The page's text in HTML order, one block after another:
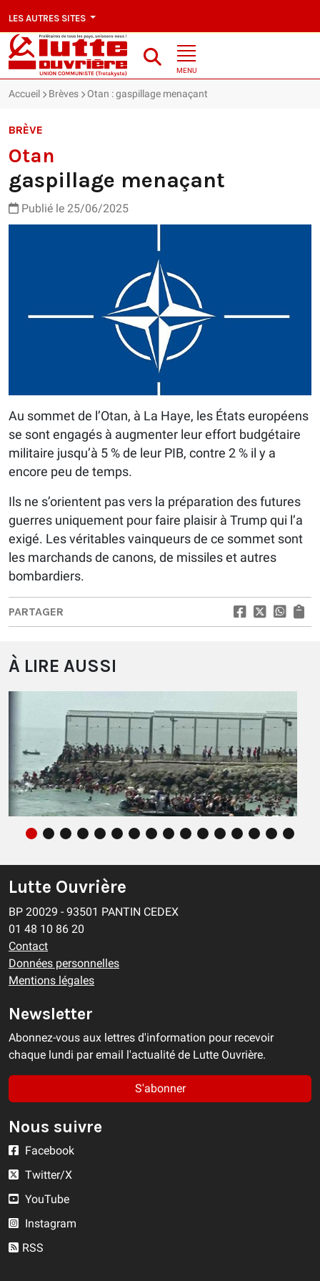
LES AUTRES SITES
MENU
Accueil Brèves Otan : gaspillage menaçant
BRÈVE
Otan
gaspillage menaçant
Publié le 25/06/2025
Au sommet de l’Otan, à La Haye, les États européens
se sont engagés à augmenter leur effort budgétaire
militaire jusqu’à 5 % de leur PIB, contre 2 % il y a
encore peu de temps.
Ils ne s’orientent pas vers la préparation des futures
guerres uniquement pour faire plaisir à Trump qui l’a
exigé. Les véritables vainqueurs de ce sommet sont
les marchands de canons, de missiles et autres
bombardiers.
PARTAGER
À LIRE AUSSI
La menace ne vient pas des immigrés de
Ceuta, mais de nos propres dirigeants !
ÉDITORIAL
Lutte Ouvrière
BP 20029 - 93501 PANTIN CEDEX
01 48 10 86 20
Contact
Données personnelles
Mentions légales
Newsletter
Abonnez-vous aux lettres d'information pour recevoir
chaque lundi par email l'actualité de Lutte Ouvrière.
S'abonner
Nous suivre
Facebook
Twitter/X
YouTube
Instagram
RSS